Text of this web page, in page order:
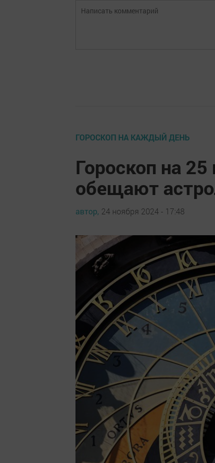
ГОРОСКОП НА КАЖДЫЙ ДЕНЬ
Гороскоп на
обещают
автор, 24 ноября 2024 - 17:48